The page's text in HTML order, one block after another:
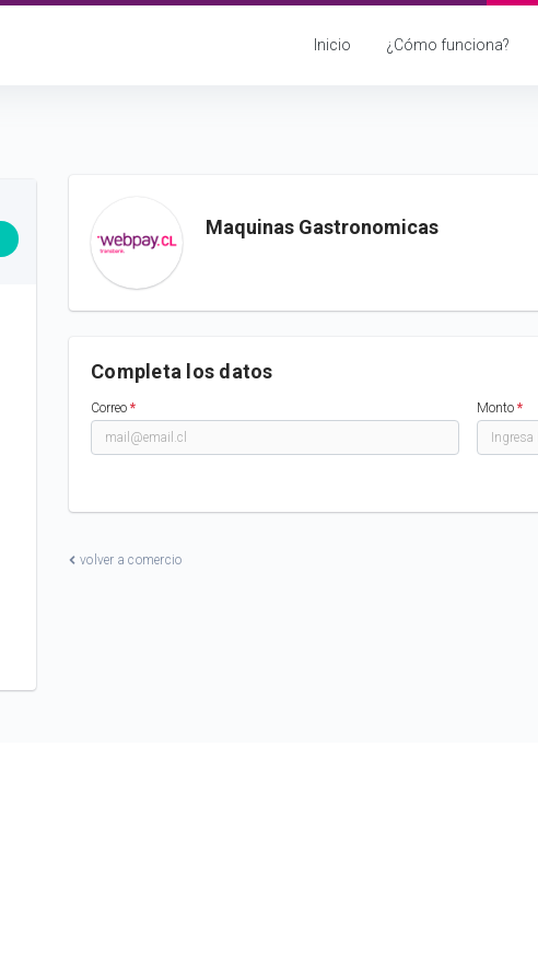
Inicio ¿Cómo funciona?
Maquinas Gastronomicas
Completa los datos
Correo * Monto *
volver a comercio